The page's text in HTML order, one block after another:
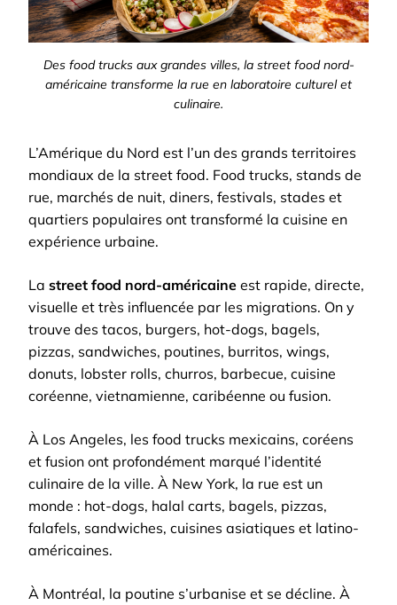
Des food trucks aux grandes villes, la street food nord-
américaine transforme la rue en laboratoire culturel et
culinaire.
L’Amérique du Nord est l’un des grands territoires
mondiaux de la street food. Food trucks, stands de
rue, marchés de nuit, diners, festivals, stades et
quartiers populaires ont transformé la cuisine en
expérience urbaine.
La street food nord-américaine est rapide, directe,
visuelle et très influencée par les migrations. On y
trouve des tacos, burgers, hot-dogs, bagels,
pizzas, sandwiches, poutines, burritos, wings,
donuts, lobster rolls, churros, barbecue, cuisine
coréenne, vietnamienne, caribéenne ou fusion.
À Los Angeles, les food trucks mexicains, coréens
et fusion ont profondément marqué l’identité
culinaire de la ville. À New York, la rue est un
monde : hot-dogs, halal carts, bagels, pizzas,
falafels, sandwiches, cuisines asiatiques et latino-
américaines.
À Montréal, la poutine s’urbanise et se décline. À